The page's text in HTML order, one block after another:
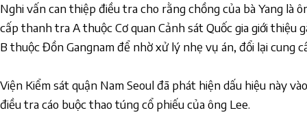
Nghi vấn can thiệp điều tra cho rằng chồng của bà Yang là
cấp thanh tra A thuộc Cơ quan Cảnh sát Quốc gia giới thiệu
B thuộc Đồn Gangnam để nhờ xử lý nhẹ vụ án, đổi lại cung
Viện Kiểm sát quận Nam Seoul đã phát hiện dấu hiệu này
điều tra cáo buộc thao túng cổ phiếu của ông Lee.